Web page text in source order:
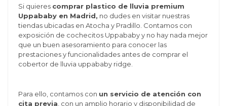
Si quieres comprar plastico de lluvia premium
Uppababy en Madrid, no dudes en visitar nuestras
tiendas ubicadas en Atocha y Pradillo. Contamos con
exposición de cochecitos Uppababy y no hay nada mejor
que un buen asesoramiento para conocer las
prestaciones y funcionalidades antes de comprar el
cobertor de lluvia uppababy ridge.
Para ello, contamos con un servicio de atención con
cita previa, con un amplio horario y disponibilidad de